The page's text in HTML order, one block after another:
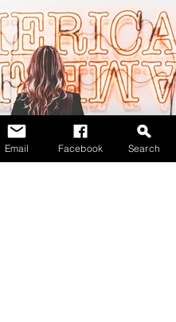
Email Facebook Search